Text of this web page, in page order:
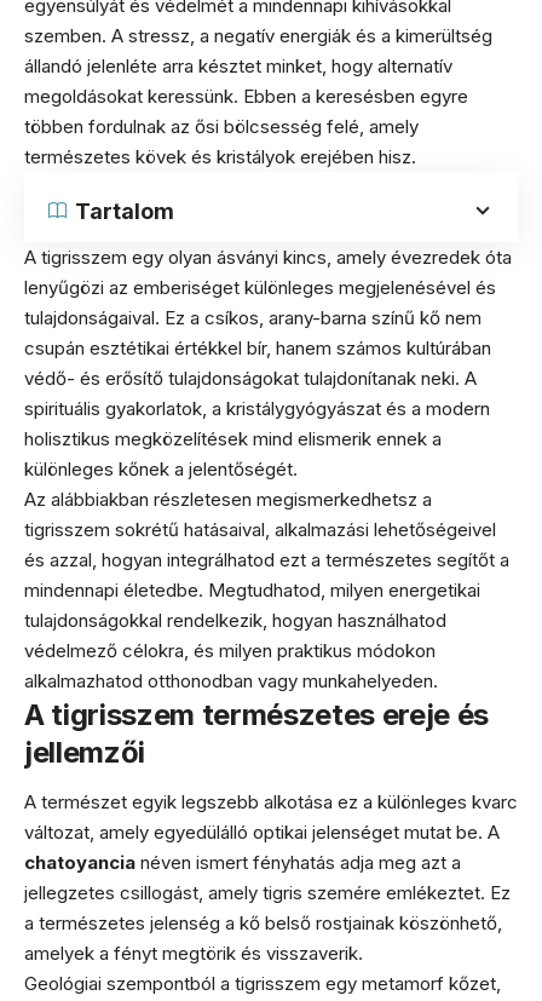
egyensúlyát és védelmét a mindennapi kihívásokkal
szemben. A stressz, a negatív energiák és a kimerültség
állandó jelenléte arra késztet minket, hogy alternatív
megoldásokat keressünk. Ebben a keresésben egyre
többen fordulnak az ősi bölcsesség felé, amely
természetes kövek és kristályok erejében hisz.
Tartalom
A tigrisszem egy olyan ásványi kincs, amely évezredek óta
lenyűgözi az emberiséget különleges megjelenésével és
tulajdonságaival. Ez a csíkos, arany-barna színű kő nem
csupán esztétikai értékkel bír, hanem számos kultúrában
védő- és erősítő tulajdonságokat tulajdonítanak neki. A
spirituális gyakorlatok, a kristálygyógyászat és a modern
holisztikus megközelítések mind elismerik ennek a
különleges kőnek a jelentőségét.
Az alábbiakban részletesen megismerkedhetsz a
tigrisszem sokrétű hatásaival, alkalmazási lehetőségeivel
és azzal, hogyan integrálhatod ezt a természetes segítőt a
mindennapi életedbe. Megtudhatod, milyen energetikai
tulajdonságokkal rendelkezik, hogyan használhatod
védelmező célokra, és milyen praktikus módokon
alkalmazhatod otthonodban vagy munkahelyeden.
A tigrisszem természetes ereje és
jellemzői
A természet egyik legszebb alkotása ez a különleges kvarc
változat, amely egyedülálló optikai jelenséget mutat be. A
chatoyancia néven ismert fényhatás adja meg azt a
jellegzetes csillogást, amely tigris szemére emlékeztet. Ez
a természetes jelenség a kő belső rostjainak köszönhető,
amelyek a fényt megtörik és visszaverik.
Geológiai szempontból a tigrisszem egy metamorf kőzet,